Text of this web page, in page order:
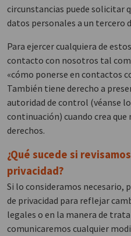
circunstancias puede solicitar
datos personales a un tercero
Para ejercer cualquiera de
contacto con nosotros tal
«cómo ponerse en contactos
También tiene derecho a
autoridad de control (véanse
continuación) cuando crea que
derechos.
¿Qué sucede si
privacidad?
Si lo consideramos necesario,
de privacidad para reflejar
legales o en la manera de
comunicaremos cualquier